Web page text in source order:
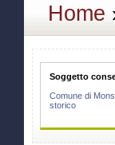
Home
Soggetto
Comune di
storico